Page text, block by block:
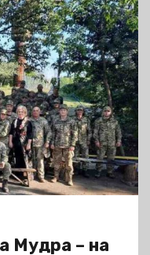
Мудра – на